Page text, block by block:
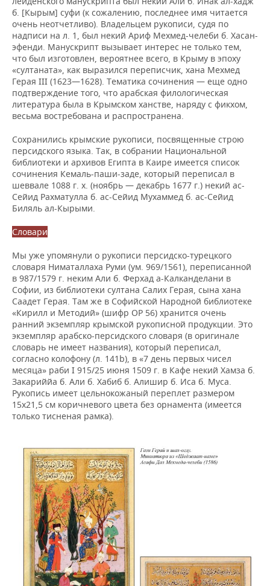
б. [Кырым] суфи (к сожалению, последнее имя читается
очень неотчетливо). Владельцем рукописи, судя по
надписи на л. 1, был некий Ариф Мехмед-челеби б. Хасан-
эфенди. Манускрипт вызывает интерес не только тем,
что был изготовлен, вероятнее всего, в Крыму в эпоху
«султаната», как выразился переписчик, хана Мехмед
Герая III (1623—1628). Тематика сочинения — еще одно
подтверждение того, что арабская филологическая
литература была в Крымском ханстве, наряду с фикхом,
весьма востребована и распространена.
Сохранились крымские рукописи, посвященные строю
персидского языка. Так, в собрании Национальной
библиотеки и архивов Египта в Каире имеется список
сочинения Кемаль-паши-заде, который переписал в
шеввале 1088 г. х. (ноябрь — декабрь 1677 г.) некий ас-
Сейид Рахматулла б. ас-Сейид Мухаммед б. ас-Сейид
Биляль ал-Кырыми.
Словари
Мы уже упомянули о рукописи персидско-турецкого
словаря Ниматаллаха Руми (ум. 969/1561), переписанной
в 987/1579 г. неким Али б. Ферхад а-Калканделани в
Софии, из библиотеки султана Салих Герая, сына хана
Саадет Герая. Там же в Софийской Народной библиотеке
«Кирилл и Методий» (шифр ОР 56) хранится очень
ранний экземпляр крымской рукописной продукции. Это
экземпляр арабско-персидского словаря (в оригинале
словарь не имеет названия), который переписал,
согласно колофону (л. 141b), в «7 день первых чисел
месяца» раби I 915/25 июня 1509 г. в Кафе некий Хамза б.
Закариййа б. Али б. Хабиб б. Алишир б. Иса б. Муса.
Рукопись имеет цельнокожаный переплет размером
15х21,5 см коричневого цвета без орнамента (имеется
только тисненая рамка).